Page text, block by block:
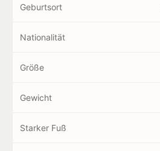
Geburtsort
Nationalität
Größe
Gewicht
Starker Fuß